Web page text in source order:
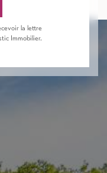
la lettre
Immobilier.